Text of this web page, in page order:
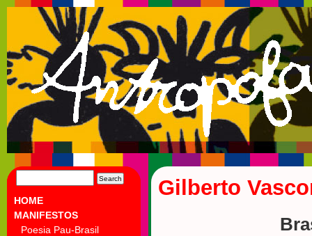
FOR:
HOME
MANIFESTOS
Poesia Pau-Brasil
Gilberto